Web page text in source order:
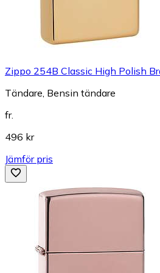
Zippo 254B Classic High Polish
Tändare, Bensin tändare
fr.
496 kr
Jämför pris